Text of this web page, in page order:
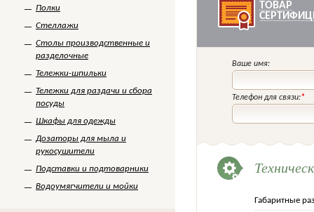
ТОВАР
Ваше имя:
Телефон для связи:*
Габаритные
Полки
Стеллажи
Столы производственные и
разделочные
Тележки-шпильки
Тележки для раздачи и сбора
посуды
Шкафы для одежды
Дозаторы для мыла и
рукосушители
Подставки и подтоварники
Водоумягчители и мойки